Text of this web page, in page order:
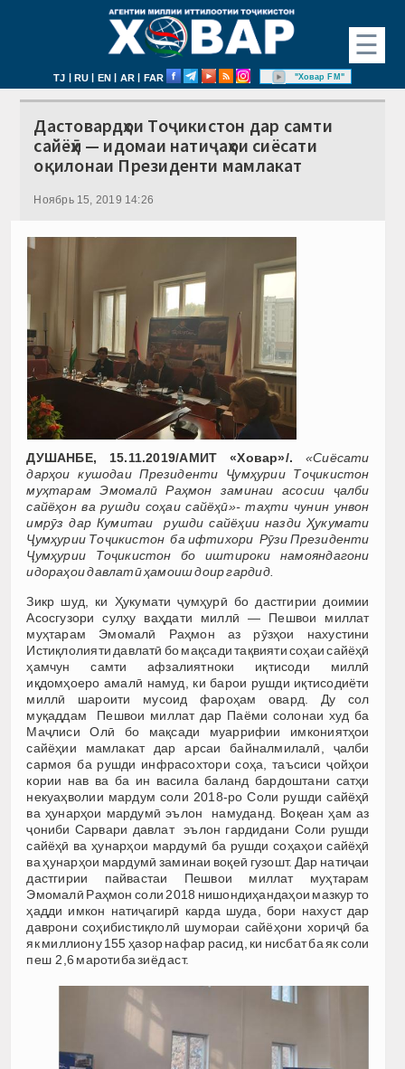
☰
TJ | RU | EN | AR | FAR "Ховар FM"
Дастовардҳои Тоҷикистон дар самти
сайёҳӣ — идомаи натиҷаҳои сиёсати
оқилонаи Президенти мамлакат
Ноябрь 15, 2019 14:26
ДУШАНБЕ, 15.11.2019/АМИТ «Ховар»/.
«Сиёсати
дарҳои кушодаи Президенти Ҷумҳурии Тоҷикистон
муҳтарам Эмомалӣ Раҳмон заминаи асосии ҷалби
сайёҳон ва рушди соҳаи сайёҳӣ»- таҳти чунин унвон
имрӯз дар Кумитаи рушди сайёҳии назди Ҳукумати
Ҷумҳурии Тоҷикистон ба ифтихори Рӯзи Президенти
Ҷумҳурии Тоҷикистон бо иштироки намояндагони
идораҳои давлатӣ ҳамоиш доир гардид.
Зикр шуд, ки Ҳукумати ҷумҳурӣ бо дастгирии доимии
Асосгузори сулҳу ваҳдати миллӣ — Пешвои миллат
муҳтарам Эмомалӣ Раҳмон аз рӯзҳои нахустини
Истиқлолияти давлатӣ бо мақсади тақвияти соҳаи сайёҳӣ
ҳамчун самти афзалиятноки иқтисоди миллӣ
иқдомҳоеро амалӣ намуд, ки барои рушди иқтисодиёти
миллӣ шароити мусоид фароҳам овард. Ду сол
муқаддам Пешвои миллат дар Паёми солонаи худ ба
Маҷлиси Олӣ бо мақсади муаррифии имкониятҳои
сайёҳии мамлакат дар арсаи байналмилалӣ, ҷалби
сармоя ба рушди инфрасохтори соҳа, таъсиси ҷойҳои
кории нав ва ба ин васила баланд бардоштани сатҳи
некуаҳволии мардум соли 2018-ро Соли рушди сайёҳӣ
ва ҳунарҳои мардумӣ эълон намуданд. Воқеан ҳам аз
ҷониби Сарвари давлат эълон гардидани Соли рушди
сайёҳӣ ва ҳунарҳои мардумӣ ба рушди соҳаҳои сайёҳӣ
ва ҳунарҳои мардумӣ заминаи воқеӣ гузошт. Дар натиҷаи
дастгирии пайвастаи Пешвои миллат муҳтарам
Эмомалӣ Раҳмон соли 2018 нишондиҳандаҳои мазкур то
ҳадди имкон натиҷагирӣ карда шуда, бори нахуст дар
даврони соҳибистиқлолӣ шумораи сайёҳони хориҷӣ ба
як миллиону 155 ҳазор нафар расид, ки нисбат ба як соли
пеш 2,6 маротиба зиёд аст.